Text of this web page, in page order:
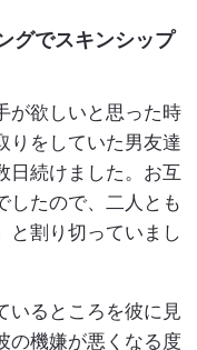
グでスキンシップ
が欲しいと思った時
りをしていた男友達
日続けました。お互
したので、二人とも
と割り切っていまし
いるところを彼に見
の機嫌が悪くなる度